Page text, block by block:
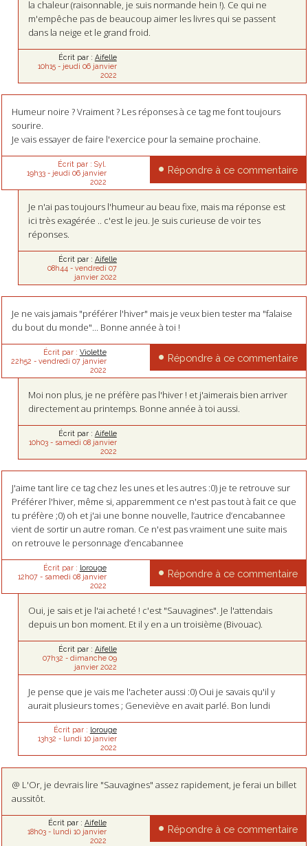
la chaleur (raisonnable, je suis normande hein !). Ce qui ne
m'empêche pas de beaucoup aimer les livres qui se passent
dans la neige et le grand froid.
Écrit par : Aifelle
10h15- jeudi 06 janvier
2022
Humeur noire ? Vraiment ? Les réponses à ce tag me font toujours
sourire.
Je vais essayer de faire l'exercice pour la semaine prochaine.
Écrit par : Syl.
19h33- jeudi 06 janvier
2022
Répondre à ce commentaire
Je n'ai pas toujours l'humeur au beau fixe, mais ma réponse est
ici très exagérée .. c'est le jeu. Je suis curieuse de voir tes
réponses.
Écrit par : Aifelle
08h44 - vendredi 07
janvier 2022
Je ne vais jamais "préférer l'hiver" mais je veux bien tester ma "falaise
du bout du monde"... Bonne année à toi !
Écrit par : Violette
22h52 - vendredi 07 janvier
2022
Répondre à ce commentaire
Moi non plus, je ne préfère pas l'hiver ! et j'aimerais bien arriver
directement au printemps. Bonne année à toi aussi.
Écrit par : Aifelle
10h03- samedi 08 janvier
2022
J'aime tant lire ce tag chez les unes et les autres :0) je te retrouve sur
Préférer l'hiver, même si, apparemment ce n'est pas tout à fait ce que
tu préfère ;0) oh et j'ai une bonne nouvelle, l’autrice d’encabannee
vient de sortir un autre roman. Ce n'est pas vraiment une suite mais
on retrouve le personnage d’encabannee
Écrit par : lorouge
12h07- samedi 08 janvier
2022
Répondre à ce commentaire
Oui, je sais et je l'ai acheté ! c'est "Sauvagines". Je l'attendais
depuis un bon moment. Et il y en a un troisième (Bivouac).
Écrit par : Aifelle
07h32 - dimanche 09
janvier 2022
Je pense que je vais me l'acheter aussi :0) Oui je savais qu'il y
aurait plusieurs tomes ; Geneviève en avait parlé. Bon lundi
Écrit par : lorouge
13h32 - lundi 10 janvier
2022
@ L'Or, je devrais lire "Sauvagines" assez rapidement, je ferai un billet
aussitôt.
Écrit par : Aifelle
18h03- lundi 10 janvier
2022
Répondre à ce commentaire